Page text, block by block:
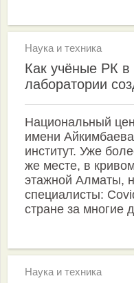
Наука и техника
Как учёные РК
лаборатории
Национальный
имени
институт. Уже
же месте, в
этажной Алматы,
специалисты:
стране за многие
Наука и техника